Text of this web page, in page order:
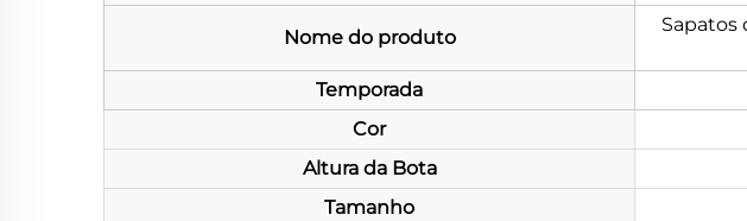
Nome do produto
Sapatos
Temporada
Cor
Altura da Bota
Tamanho